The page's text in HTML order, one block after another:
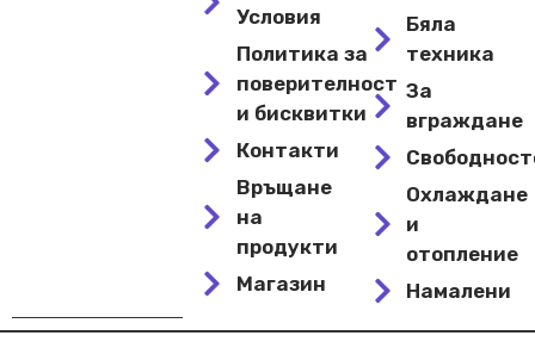
Условия
Политика за
поверителност
и бисквитки
Контакти
Връщане
на
продукти
Магазин
Бяла
техника
За
вграждане
Охлаждане
и
отопление
Намалени